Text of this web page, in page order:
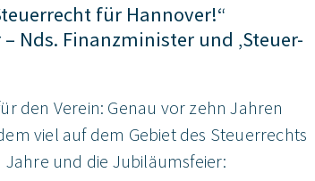
für Hannover!“
Nds. Finanzminister und ‚Steuer-
den Verein: Genau vor zehn Jahren
viel auf dem Gebiet des Steuerrechts
und die Jubiläumsfeier: